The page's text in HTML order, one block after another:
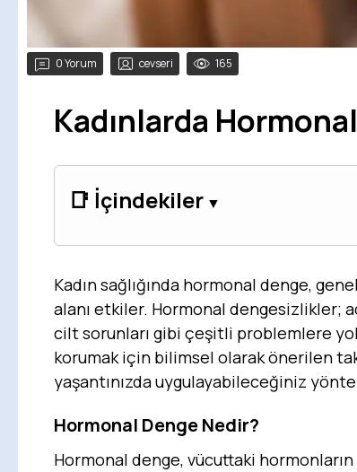
0 Yorum cevseri 165
Kadınlarda
📑 İçindekiler
Kadın sağlığında hormonal denge,
alanı etkiler. Hormonal dengesizlikler;
cilt sorunları gibi çeşitli problemlere
korumak için bilimsel olarak önerilen
yaşantınızda uygulayabileceğiniz
Hormonal Denge Nedir?
Hormonal denge, vücuttaki